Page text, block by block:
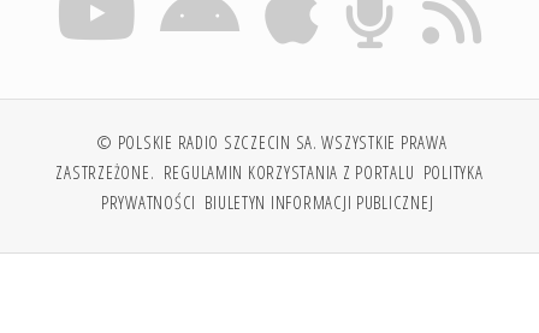
© POLSKIE RADIO SZCZECIN SA. WSZYSTKIE PRAWA
ZASTRZEŻONE. REGULAMIN KORZYSTANIA Z PORTALU POLITYKA
PRYWATNOŚCI BIULETYN INFORMACJI PUBLICZNEJ